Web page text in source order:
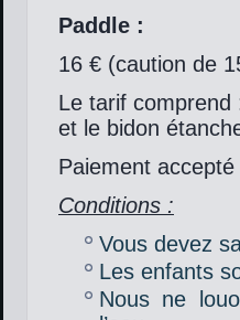
Paddle :
16 € (caution de
Le tarif comprend
et le bidon
Paiement
Conditions :
Vous devez
Les enfants
Nous ne